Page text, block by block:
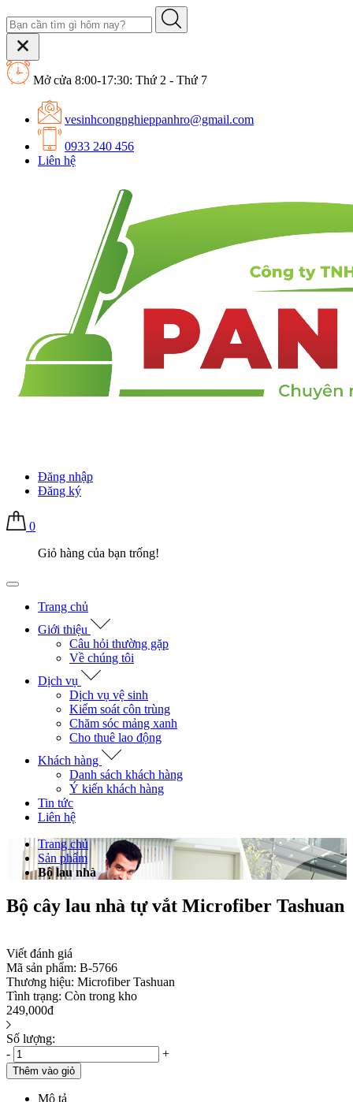
Mở cửa 8:00-17:30: Thứ 2 - Thứ 7
vesinhcongnghieppanhro@gmail.com
0933 240 456
Liên hệ
Đăng nhập
Đăng ký
0
Giỏ hàng của bạn trống!
Trang chủ
Giới thiệu
Câu hỏi thường gặp
Về chúng tôi
Dịch vụ
Dịch vụ vệ sinh
Kiểm soát côn trùng
Chăm sóc mảng xanh
Cho thuê lao động
Khách hàng
Danh sách khách hàng
Ý kiến khách hàng
Tin tức
Liên hệ
Trang chủ
Sản phẩm
Bộ lau nhà
Bộ cây lau nhà tự vắt Microfiber Tashuan
Viết đánh giá
Mã sản phẩm: B-5766
Thương hiệu: Microfiber Tashuan
Tình trạng: Còn trong kho
249,000đ
Số lượng:
-
+
Thêm vào giỏ
Mô tả